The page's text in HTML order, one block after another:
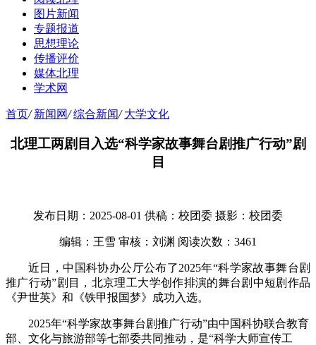
图片新闻
专题报道
思想理论
传播评价
媒体北理
学术网
首页/ 新闻网/ 综合新闻/ 大学文化
北理工两剧目入选“科学家故事舞台剧推广行动”剧
目
发布日期：2025-08-01 供稿：校团委 摄影：校团委
编辑：王雪 审核：刘渊 阅读次数： 3461
近日，中国科协办公厅公布了2025年“科学家故事舞台剧
推广行动”剧目，北京理工大学创作排演的舞台剧中短剧作品
《尹世英》和《铁甲报国梦》成功入选。
2025年“科学家故事舞台剧推广行动”由中国科协联合教育
部、文化与旅游部等七部委共同推动，是“科学大师宣传工